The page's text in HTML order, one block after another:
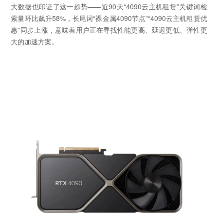
大数据也印证了这一趋势——近90天“4090云主机租赁”关键词检
索量环比飙升58%，长尾词“裸金属4090节点”“4090云主机租赁优
惠”同步上涨，意味着用户正在寻找性能更高、延迟更低、弹性更
大的加速方案。